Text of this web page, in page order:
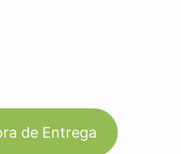
de Entrega